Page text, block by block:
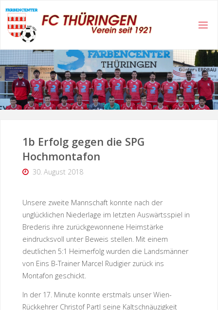
content
1b Erfolg gegen die SPG
Hochmontafon
30. August 2018
Unsere zweite Mannschaft konnte nach der
unglücklichen Niederlage im letzten Auswärtsspiel in
Brederis ihre zurückgewonnene Heimstärke
eindrucksvoll unter Beweis stellen. Mit einem
deutlichen 5:1 Heimerfolg wurden die Landsmänner
von Eins B-Trainer Marcel Rudigier zurück ins
Montafon geschickt.
In der 17. Minute konnte erstmals unser Wien-
Rückkehrer Christof Partl seine Kaltschnäuzigkeit